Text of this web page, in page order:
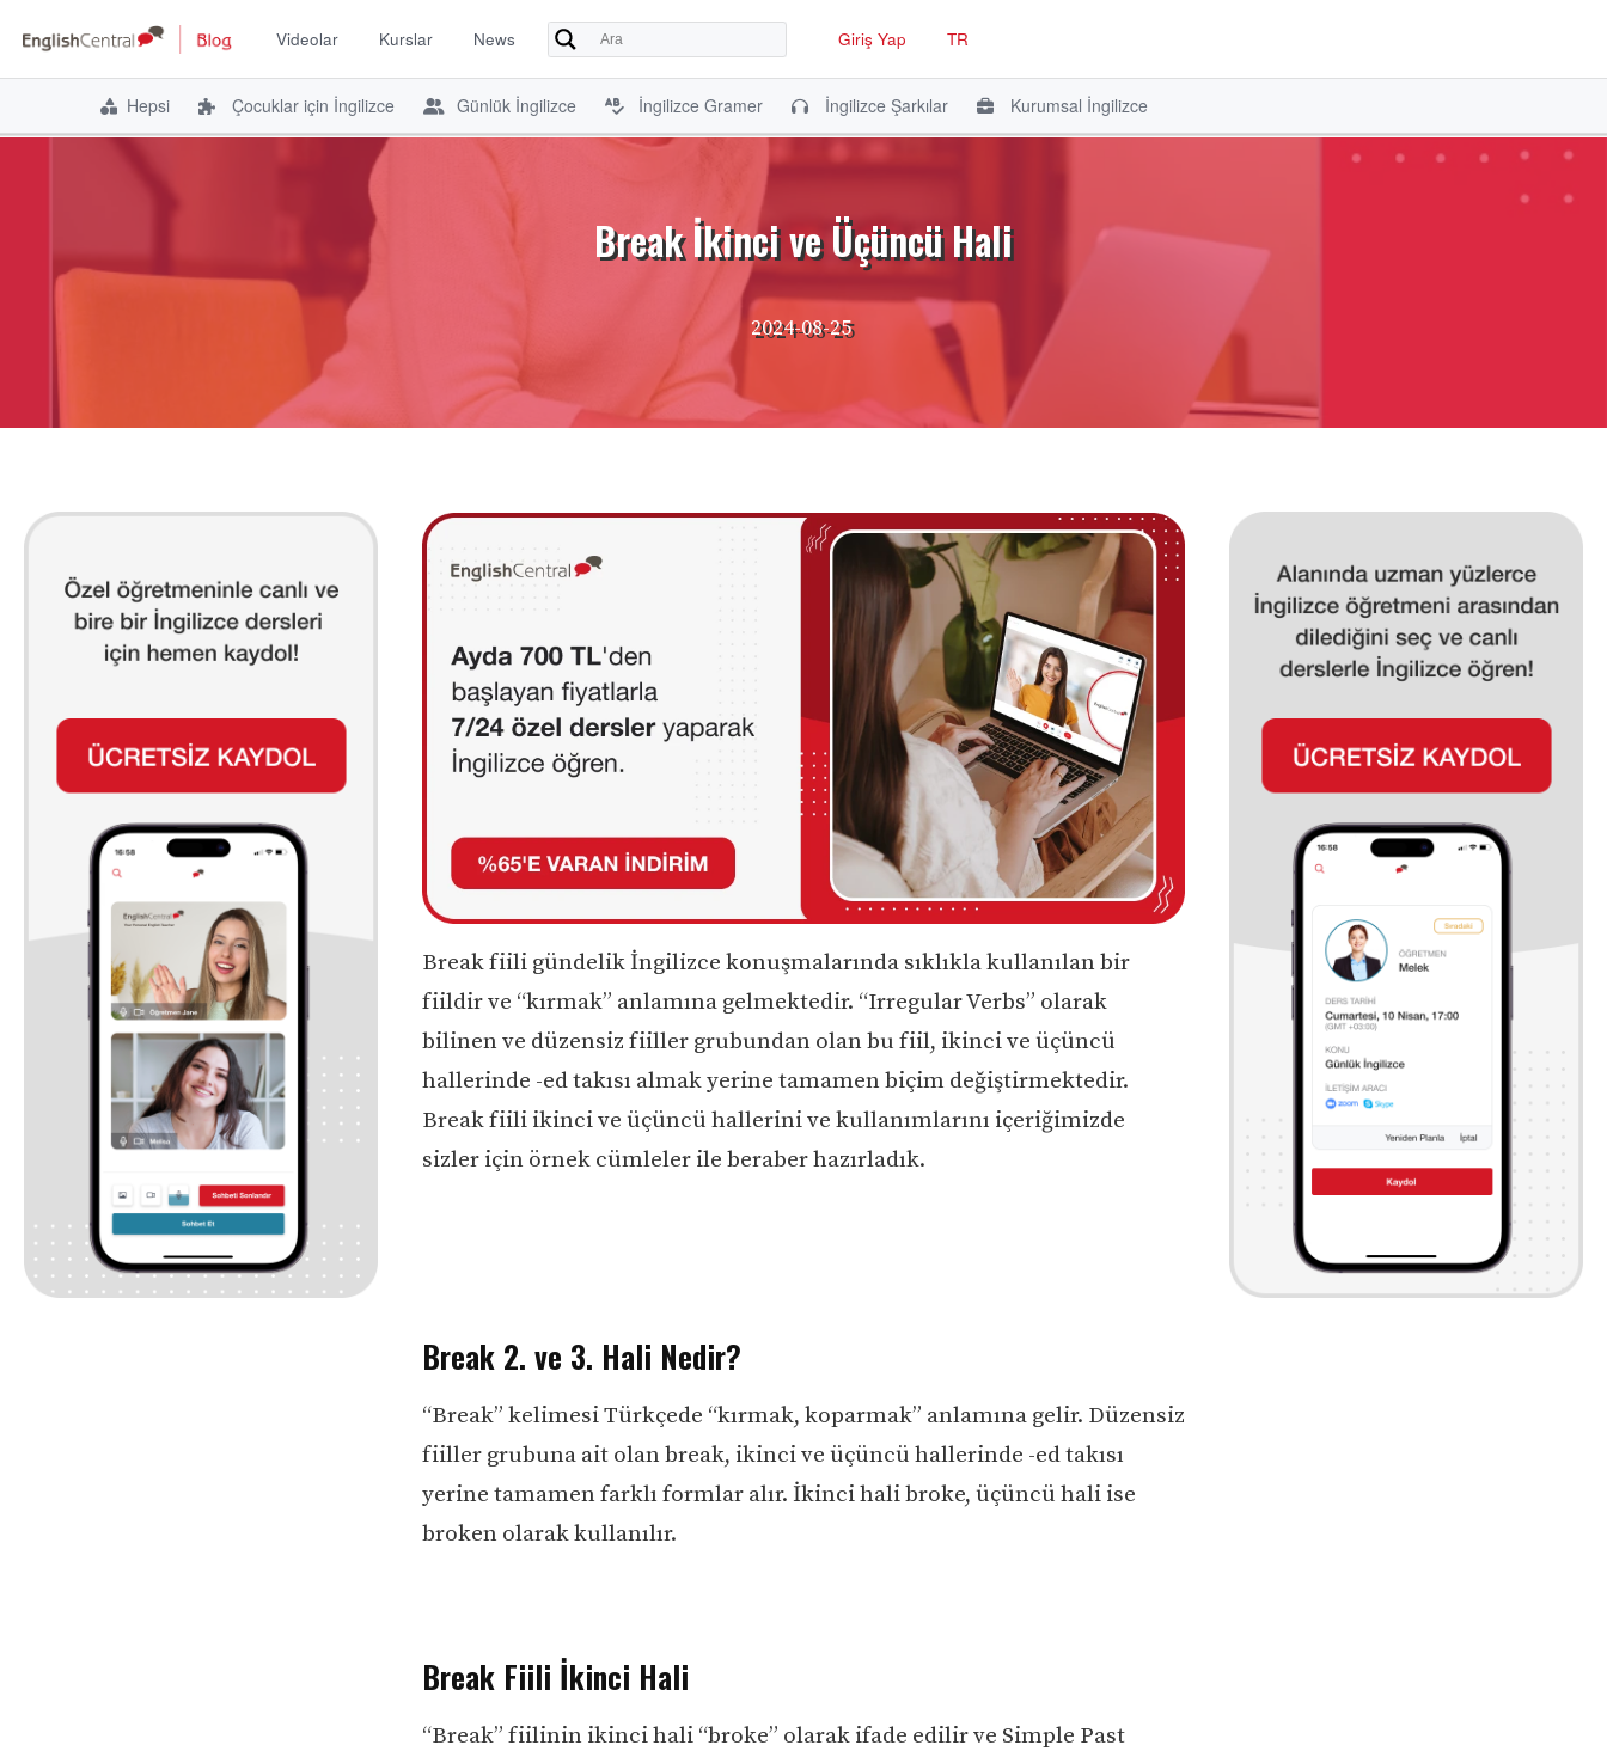
Videolar Kurslar News Giriş Yap TR
Hepsi Çocuklar için İngilizce Günlük İngilizce İngilizce Gramer İngilizce Şarkılar Kurumsal İngilizce
Break İkinci ve Üçüncü Hali
2024-08-25
Break fiili gündelik İngilizce konuşmalarında sıklıkla kullanılan bir
fiildir ve “kırmak” anlamına gelmektedir. “Irregular Verbs” olarak
bilinen ve düzensiz fiiller grubundan olan bu fiil, ikinci ve üçüncü
hallerinde -ed takısı almak yerine tamamen biçim değiştirmektedir.
Break fiili ikinci ve üçüncü hallerini ve kullanımlarını içeriğimizde
sizler için örnek cümleler ile beraber hazırladık.
Break 2. ve 3. Hali Nedir?
“Break” kelimesi Türkçede “kırmak, koparmak” anlamına gelir. Düzensiz
fiiller grubuna ait olan break, ikinci ve üçüncü hallerinde -ed takısı
yerine tamamen farklı formlar alır. İkinci hali broke, üçüncü hali ise
broken olarak kullanılır.
Break Fiili İkinci Hali
“Break” fiilinin ikinci hali “broke” olarak ifade edilir ve Simple Past